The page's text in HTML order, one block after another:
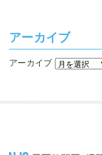
アーカイブ
アーカイブ